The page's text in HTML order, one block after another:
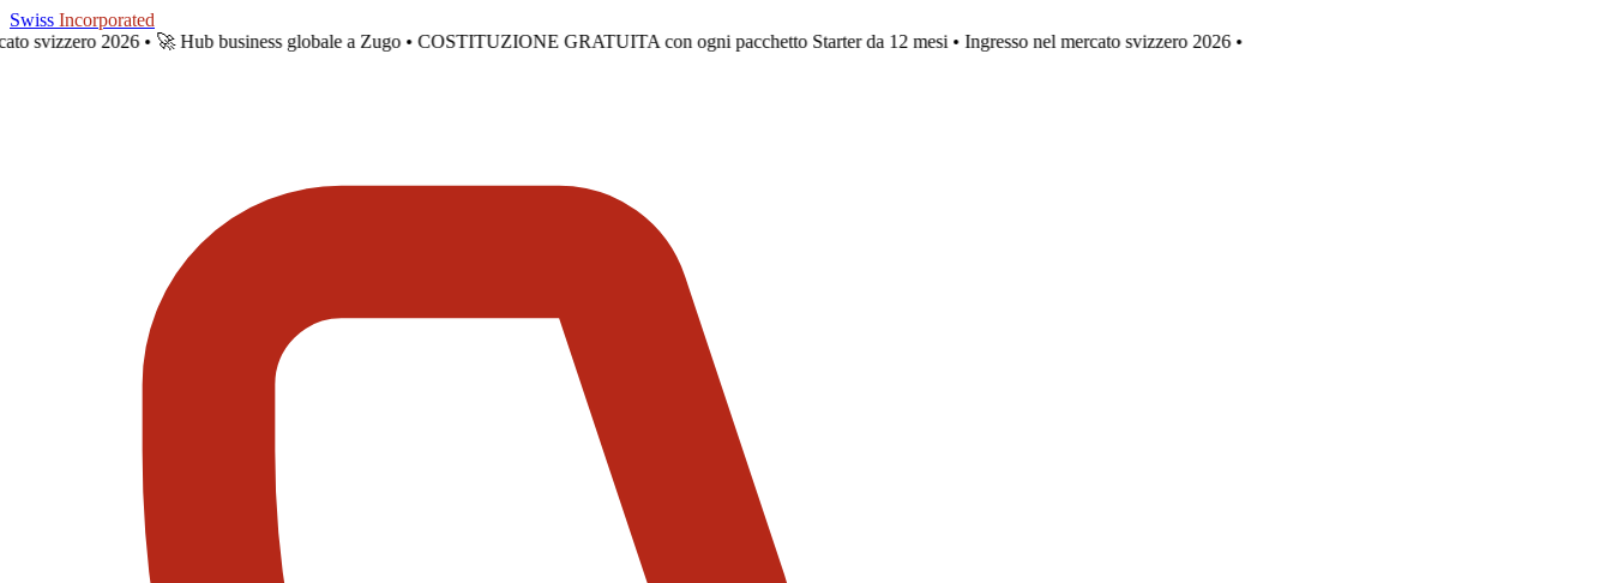
Skip to main content
Swiss Incorporated
svizzero 2026 • 🚀 Hub business globale a Zugo • COSTITUZIONE GRATUITA con ogni pacchetto Starter da 12 mesi • Ingresso nel mercato svizzero 2026 •